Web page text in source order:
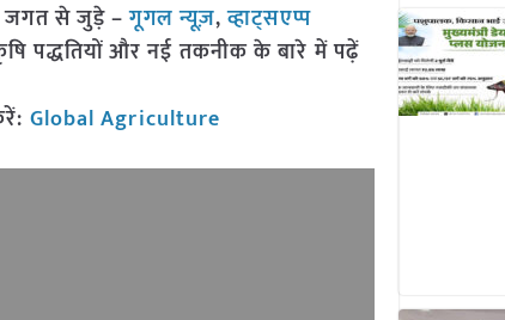
जगत से जुड़े –गूगल न्यूज़,व्हाट्सएप्प
पद्धतियों और नई तकनीक के बारे में पढ़ें
Global Agriculture